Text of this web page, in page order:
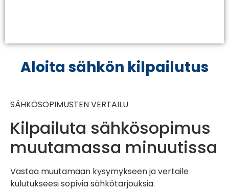
Aloita sähkön kilpailutus
SÄHKÖSOPIMUSTEN VERTAILU
Kilpailuta sähkösopimus
muutamassa minuutissa
Vastaa muutamaan kysymykseen ja vertaile
kulutukseesi sopivia sähkötarjouksia.